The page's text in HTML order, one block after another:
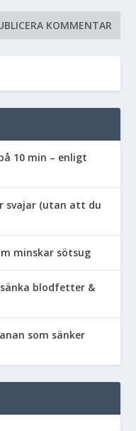
10 min – enligt
svajar (utan att du
minskar sötsug
blodfetter &
som sänker